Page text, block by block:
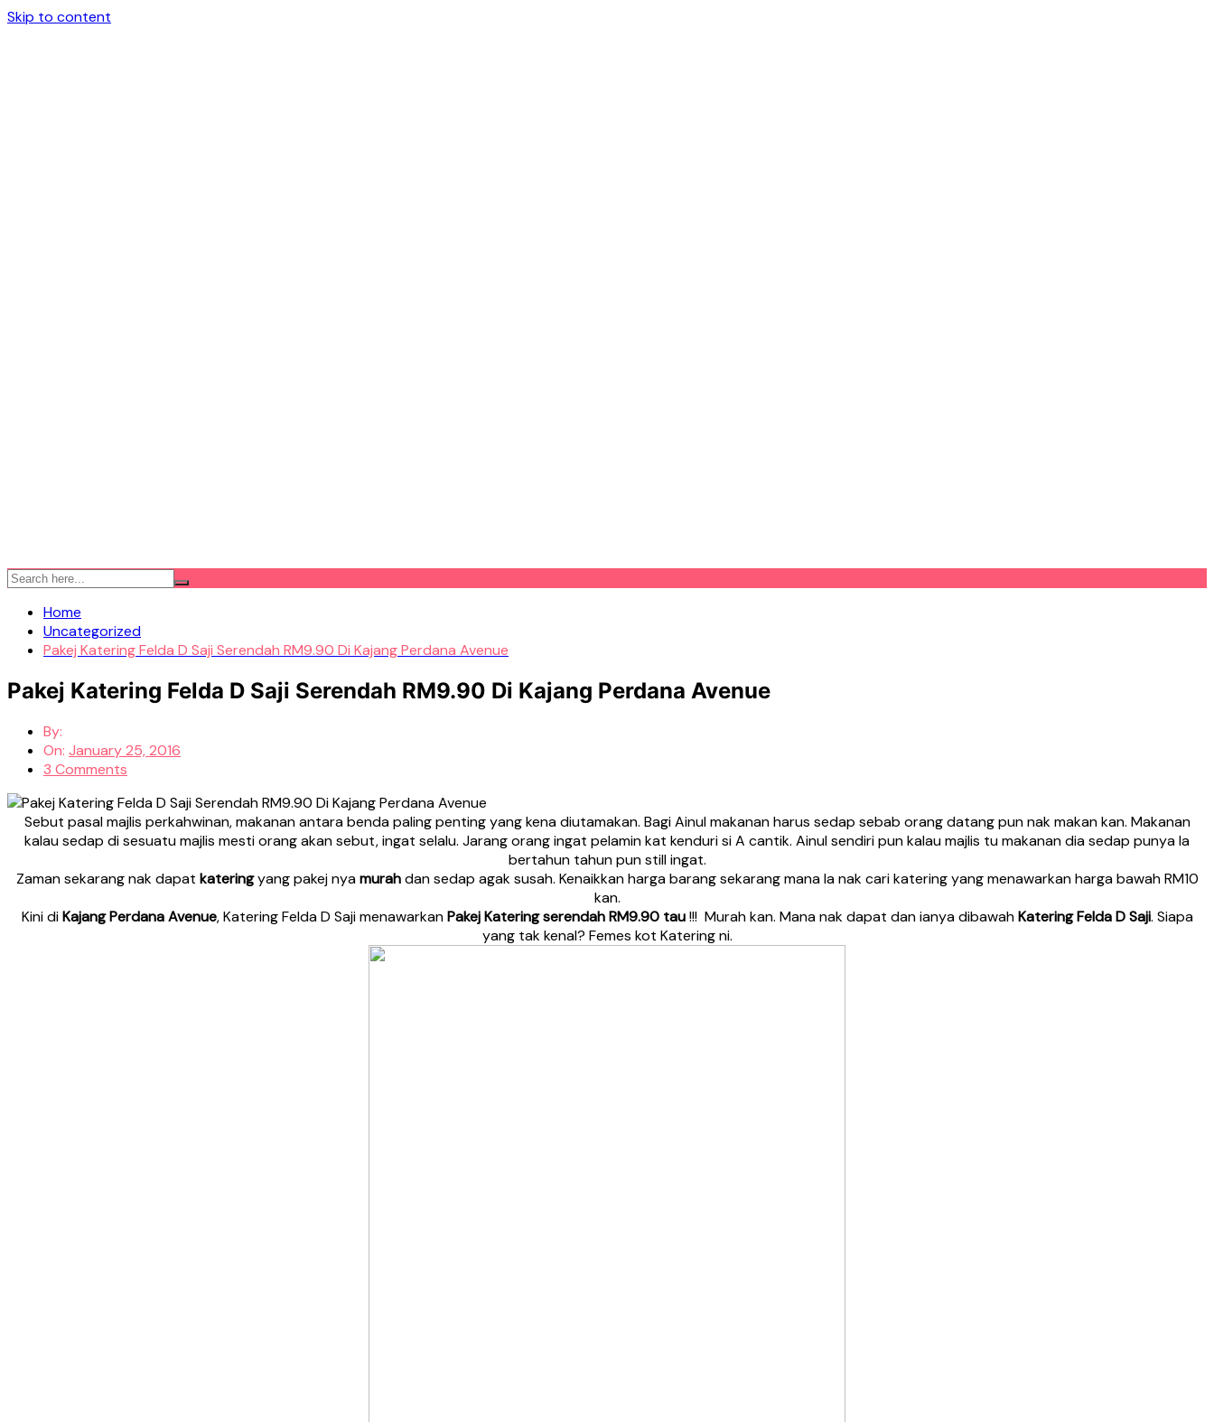
Skip to content
Home
Uncategorized
Pakej Katering Felda D Saji Serendah RM9.90 Di Kajang Perdana Avenue
Pakej Katering Felda D Saji Serendah RM9.90 Di Kajang Perdana Avenue
By:
On: January 25, 2016
3 Comments
Sebut pasal majlis perkahwinan, makanan antara benda paling penting yang kena diutamakan. Bagi Ainul makanan harus sedap sebab orang datang pun nak makan kan. Makanan
kalau sedap di sesuatu majlis mesti orang akan sebut, ingat selalu. Jarang orang ingat pelamin kat kenduri si A cantik. Ainul sendiri pun kalau majlis tu makanan dia sedap punya la
bertahun tahun pun still ingat.
Zaman sekarang nak dapat kateringyang pakej nyamurahdan sedap agak susah. Kenaikkan harga barang sekarang mana la nak cari katering yang menawarkan harga bawah RM10
kan.
Kini diKajang Perdana Avenue, Katering Felda D Saji menawarkanPakej Katering serendah RM9.90 tau!!! Murah kan. Mana nak dapat dan ianya dibawahKatering Felda D Saji. Siapa
yang tak kenal? Femes kot Katering ni.